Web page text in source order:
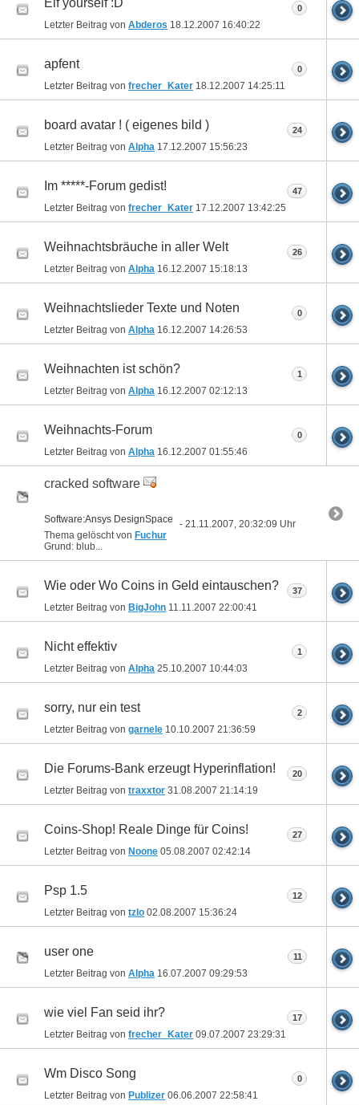
Letzter Beitrag von Abderos 18.12.2007 16:40:22
0
apfent
Letzter Beitrag von frecher_Kater 18.12.2007 14:25:11
0
board avatar ! ( eigenes bild )
Letzter Beitrag von Alpha 17.12.2007 15:56:23
24
Im *****-Forum gedist!
Letzter Beitrag von frecher_Kater 17.12.2007 13:42:25
47
Weihnachtsbräuche in aller Welt
Letzter Beitrag von Alpha 16.12.2007 15:18:13
26
Weihnachtslieder Texte und Noten
Letzter Beitrag von Alpha 16.12.2007 14:26:53
0
Weihnachten ist schön?
Letzter Beitrag von Alpha 16.12.2007 02:12:13
1
Weihnachts-Forum
Letzter Beitrag von Alpha 16.12.2007 01:55:46
0
cracked software
Software:Ansys DesignSpace
- 21.11.2007, 20:32:09 Uhr
Thema gelöscht von Fuchur
Grund: blub...
Wie oder Wo Coins in Geld eintauschen?
Letzter Beitrag von BigJohn 11.11.2007 22:00:41
37
Nicht effektiv
Letzter Beitrag von Alpha 25.10.2007 10:44:03
1
sorry, nur ein test
Letzter Beitrag von garnele 10.10.2007 21:36:59
2
Die Forums-Bank erzeugt Hyperinflation!
Letzter Beitrag von traxxtor 31.08.2007 21:14:19
20
Coins-Shop! Reale Dinge für Coins!
Letzter Beitrag von Noone 05.08.2007 02:42:14
27
Psp 1.5
Letzter Beitrag von tzlo 02.08.2007 15:36:24
12
user one
Letzter Beitrag von Alpha 16.07.2007 09:29:53
11
wie viel Fan seid ihr?
Letzter Beitrag von frecher_Kater 09.07.2007 23:29:31
17
Wm Disco Song
Letzter Beitrag von Publizer 06.06.2007 22:58:41
0